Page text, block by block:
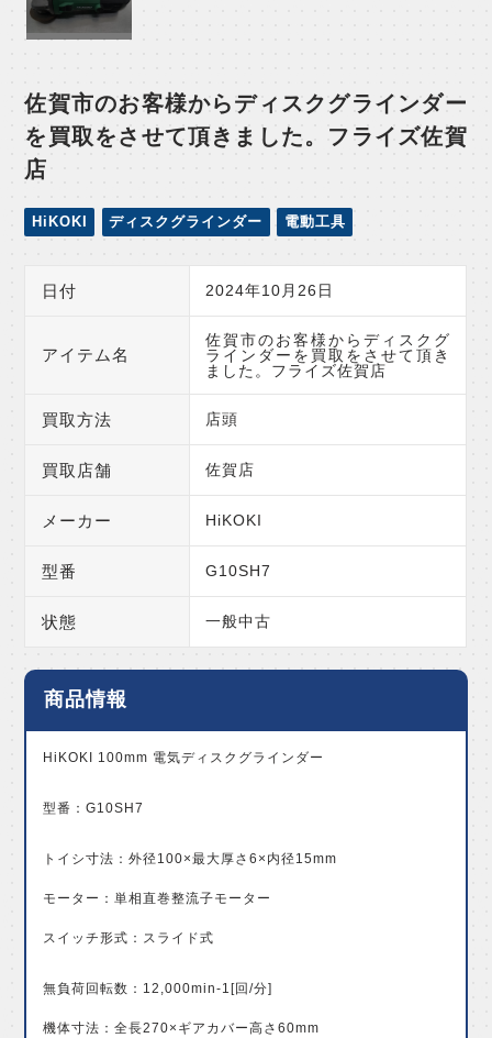
佐賀市のお客様からディスクグラインダー
を買取をさせて頂きました。フライズ佐賀
店
HiKOKI ディスクグラインダー 電動工具
日付 2024年10月26日
アイテム名
佐賀市のお客様からディスクグ
ラインダーを買取をさせて頂き
ました。フライズ佐賀店
買取方法 店頭
買取店舗 佐賀店
メーカー HiKOKI
型番 G10SH7
状態 一般中古
商品情報
HiKOKI 100mm 電気ディスクグラインダー
型番：G10SH7
トイシ寸法：外径100×最大厚さ6×内径15mm
モーター：単相直巻整流子モーター
スイッチ形式：スライド式
無負荷回転数：12,000min-1[回/分]
機体寸法：全長270×ギアカバー高さ60mm